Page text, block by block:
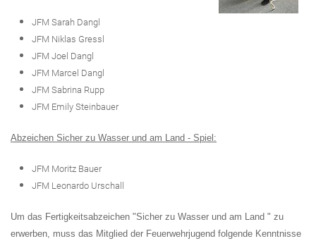
JFM Sarah Dangl
JFM Niklas Gressl
JFM Joel Dangl
JFM Marcel Dangl
JFM Sabrina Rupp
JFM Emily Steinbauer
Abzeichen Sicher zu Wasser und am Land - Spiel:
JFM Moritz Bauer
JFM Leonardo Urschall
Um das Fertigkeitsabzeichen "Sicher zu Wasser und am Land " zu
erwerben, muss das Mitgl ied der Feuerwehrjugend folgende Kenntnisse